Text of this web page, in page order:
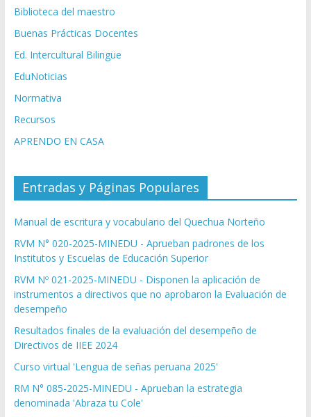
Biblioteca del maestro
Buenas Prácticas Docentes
Ed. Intercultural Bilingüe
EduNoticias
Normativa
Recursos
APRENDO EN CASA
Entradas y Páginas Populares
Manual de escritura y vocabulario del Quechua Norteño
RVM N° 020-2025-MINEDU - Aprueban padrones de los
Institutos y Escuelas de Educación Superior
RVM Nº 021-2025-MINEDU - Disponen la aplicación de
instrumentos a directivos que no aprobaron la Evaluación de
desempeño
Resultados finales de la evaluación del desempeño de
Directivos de IIEE 2024
Curso virtual 'Lengua de señas peruana 2025'
RM N° 085-2025-MINEDU - Aprueban la estrategia
denominada 'Abraza tu Cole'